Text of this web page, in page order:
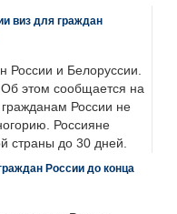
виз для граждан
России и Белоруссии.
Об этом сообщается на
России не
Россияне
страны до 30 дней.
России до конца